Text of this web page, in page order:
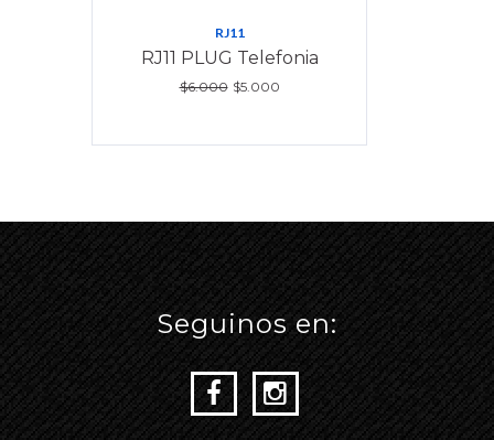
RJ11
RJ11 PLUG Telefonia
$6.000 $5.000
Seguinos en: